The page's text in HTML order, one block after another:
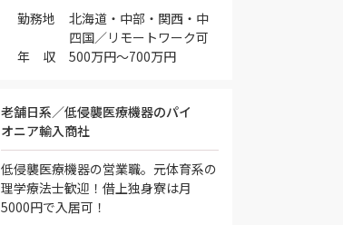
勤務地
北海道・中部・関西・中
四国／リモートワーク可
年 収
500万円～700万円
老舗日系／低侵襲医療機器のパイ
オニア輸入商社
低侵襲医療機器の営業職。元体育系の
理学療法士歓迎！借上独身寮は月
5000円で入居可！